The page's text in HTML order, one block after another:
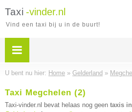
Taxi -vinder.nl
Vind een taxi bij u in de buurt!
U bent nu hier: Home » Gelderland »
Taxi Megchelen (2)
Taxi-vinder.nl bevat helaas nog geen taxis